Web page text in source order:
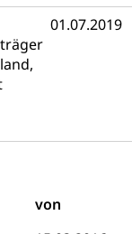
01.07.2019
von
Luzern)
Luzern)
Luzern)